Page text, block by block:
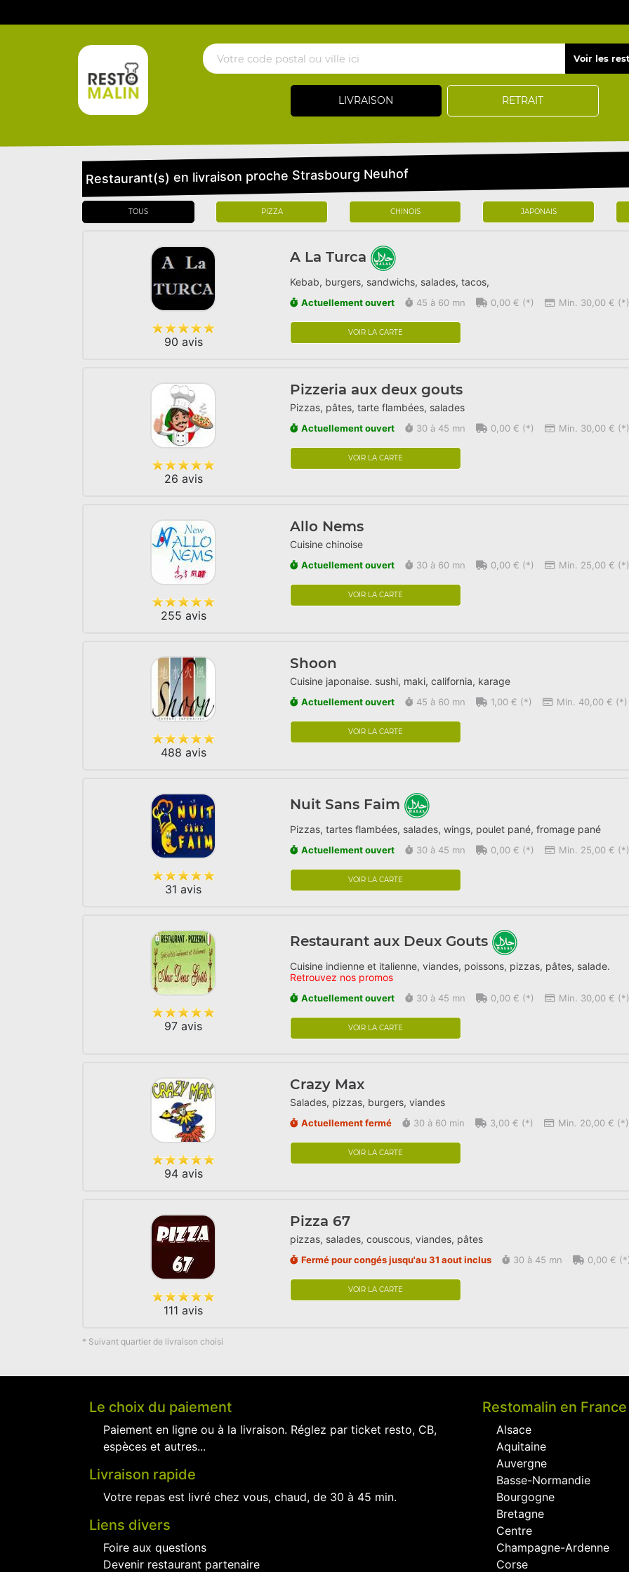
LIVRAISON RETRAIT
Restaurant(s) en livraison proche Strasbourg Neuhof
TOUS PIZZA CHINOIS JAPONAIS
90 avis
A La Turca
Kebab, burgers, sandwichs, salades, tacos,
Actuellement ouvert 45 à 60 mn 0,00 € (*) Min. 30,00 € (*)
VOIR LA CARTE
26 avis
Pizzeria aux deux gouts
Pizzas, pâtes, tarte flambées, salades
Actuellement ouvert 30 à 45 mn 0,00 € (*) Min. 30,00 € (*)
VOIR LA CARTE
255 avis
Allo Nems
Cuisine chinoise
Actuellement ouvert 30 à 60 mn 0,00 € (*) Min. 25,00 € (*)
VOIR LA CARTE
488 avis
Shoon
Cuisine japonaise. sushi, maki, california, karage
Actuellement ouvert 45 à 60 mn 1,00 € (*) Min. 40,00 € (*)
VOIR LA CARTE
31 avis
Nuit Sans Faim
Pizzas, tartes flambées, salades, wings, poulet pané, fromage pané
Actuellement ouvert 30 à 45 mn 0,00 € (*) Min. 25,00 € (*)
VOIR LA CARTE
97 avis
Restaurant aux Deux Gouts
Cuisine indienne et italienne, viandes, poissons, pizzas, pâtes, salade.
Retrouvez nos promos
Actuellement ouvert 30 à 45 mn 0,00 € (*) Min. 30,00 € (*)
VOIR LA CARTE
94 avis
Crazy Max
Salades, pizzas, burgers, viandes
Actuellement fermé 30 à 60 min 3,00 € (*) Min. 20,00 € (*)
VOIR LA CARTE
111 avis
Pizza 67
pizzas, salades, couscous, viandes, pâtes
Fermé pour congés jusqu'au 31 aout inclus 30 à 45 mn 0,00 €
VOIR LA CARTE
* Suivant quartier de livraison choisi
Le choix du paiement
Paiement en ligne ou à la livraison. Réglez par ticket resto, CB,
espèces et autres...
Livraison rapide
Votre repas est livré chez vous, chaud, de 30 à 45 min.
Liens divers
Foire aux questions
Devenir restaurant partenaire
Restomalin en France
Alsace
Aquitaine
Auvergne
Basse-Normandie
Bourgogne
Bretagne
Centre
Champagne-Ardenne
Corse